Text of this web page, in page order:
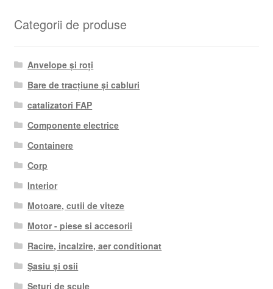
Categorii de produse
Anvelope și roți
Bare de tracțiune și cabluri
catalizatori FAP
Componente electrice
Containere
Corp
Interior
Motoare, cutii de viteze
Motor - piese si accesorii
Racire, incalzire, aer conditionat
Șasiu și osii
Seturi de scule